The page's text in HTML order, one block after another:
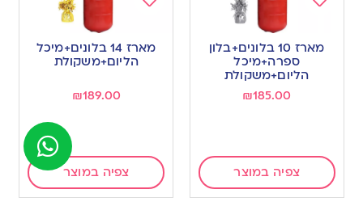
wishlist
מארז 10 בלונים+בלון
ספרה+מיכל
הליום+משקולת
₪185.00
צפיה במוצר
to
wishlist
מארז 14 בלונים+מיכל
הליום+משקולת
₪189.00
צפיה במוצר